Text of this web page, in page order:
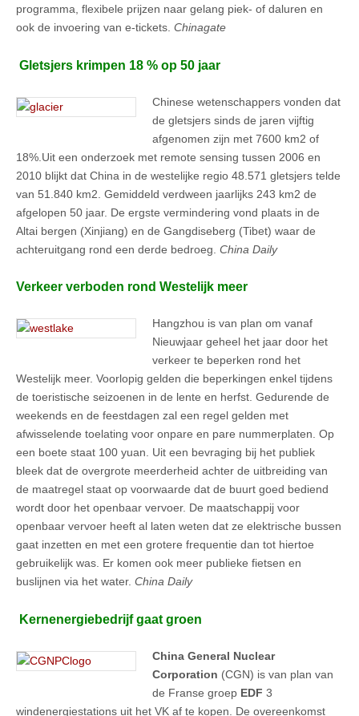
programma, flexibele prijzen naar gelang piek- of daluren en
ook de invoering van e-tickets. Chinagate
Gletsjers krimpen 18 % op 50 jaar
Chinese wetenschappers vonden dat
de gletsjers sinds de jaren vijftig
afgenomen zijn met 7600 km2 of
18%.Uit een onderzoek met remote sensing tussen 2006 en
2010 blijkt dat China in de westelijke regio 48.571 gletsjers telde
van 51.840 km2. Gemiddeld verdween jaarlijks 243 km2 de
afgelopen 50 jaar. De ergste vermindering vond plaats in de
Altai bergen (Xinjiang) en de Gangdiseberg (Tibet) waar de
achteruitgang rond een derde bedroeg. China Daily
Verkeer verboden rond Westelijk meer
Hangzhou is van plan om vanaf
Nieuwjaar geheel het jaar door het
verkeer te beperken rond het
Westelijk meer. Voorlopig gelden die beperkingen enkel tijdens
de toeristische seizoenen in de lente en herfst. Gedurende de
weekends en de feestdagen zal een regel gelden met
afwisselende toelating voor onpare en pare nummerplaten. Op
een boete staat 100 yuan. Uit een bevraging bij het publiek
bleek dat de overgrote meerderheid achter de uitbreiding van
de maatregel staat op voorwaarde dat de buurt goed bediend
wordt door het openbaar vervoer. De maatschappij voor
openbaar vervoer heeft al laten weten dat ze elektrische bussen
gaat inzetten en met een grotere frequentie dan tot hiertoe
gebruikelijk was. Er komen ook meer publieke fietsen en
buslijnen via het water. China Daily
Kernenergiebedrijf gaat groen
China General Nuclear
Corporation (CGN) is van plan van
de Franse groep EDF 3
windenergiestations uit het VK af te kopen. De overeenkomst